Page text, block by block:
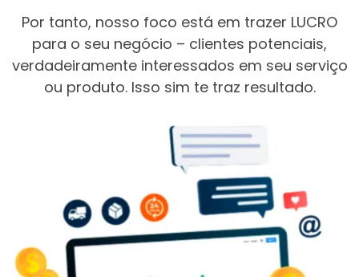
Por tanto, nosso foco está em trazer LUCRO
para o seu negócio – clientes potenciais,
verdadeiramente interessados em seu serviço
ou produto. Isso sim te traz resultado.